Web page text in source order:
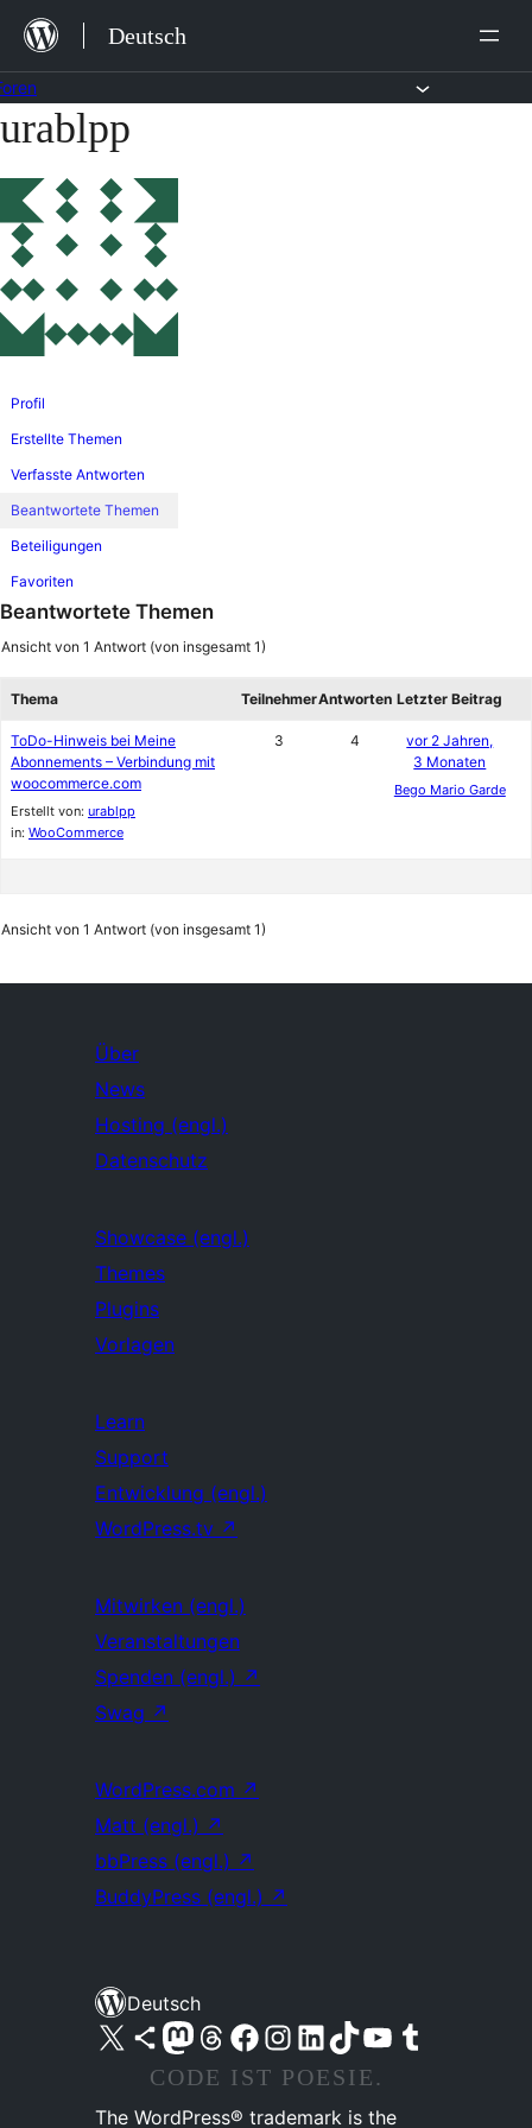
Zum
Inhalt
springen
Deutsch
Zum
springen
urablpp
Profil
Erstellte Themen
Verfasste Antworten
Beantwortete Themen
Beteiligungen
Favoriten
Beantwortete Themen
Ansicht von 1 Antwort (von insgesamt 1)
Thema TeilnehmerAntworten Letzter Beitrag
ToDo-Hinweis bei Meine
Abonnements – Verbindung mit
woocommerce.com
Erstellt von: urablpp
in: WooCommerce
3 4
vor 2 Jahren,
3 Monaten
Bego Mario Garde
Ansicht von 1 Antwort (von insgesamt 1)
Über
News
Hosting (engl.)
Datenschutz
Showcase (engl.)
Themes
Plugins
Vorlagen
Learn
Support
Entwicklung (engl.)
WordPress.tv ↗
Mitwirken (engl.)
Veranstaltungen
Spenden (engl.) ↗
Swag ↗
WordPress.com ↗
Matt (engl.) ↗
bbPress (engl.) ↗
BuddyPress (engl.) ↗
Deutsch
Unser X-Konto (früher Twitter) besuchen
Unser Bluesky-Konto besuchen
Unser Mastodon-Konto besuchen
Unser Threads-Konto besuchen
Unsere Facebook-Seite besuchen
Unser Instagram-Konto besuchen
Unser LinkedIn-Konto besuchen
Unser TikTok-Konto besuchen
Unseren YouTube-Kanal besuchen
Unser Tumblr-Konto besuchen
CODE IST POESIE.
The WordPress® trademark is the